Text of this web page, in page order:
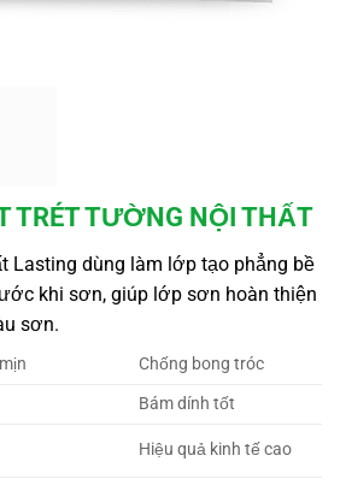
TRÉT TƯỜNG NỘI THẤT
Lasting dùng làm lớp tạo phẳng bề
khi sơn, giúp lớp sơn hoàn thiện
sơn.
Chống bong tróc
Bám dính tốt
Hiệu quả kinh tế cao